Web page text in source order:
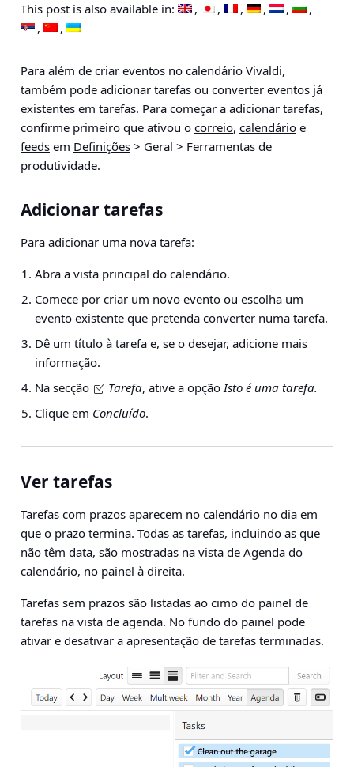
This post is also available in:
Para além de criar eventos no calendário Vivaldi,
também pode adicionar tarefas ou converter eventos já
existentes em tarefas. Para começar a adicionar tarefas,
confirme primeiro que ativou o correio, calendário e
feeds em Definições > Geral > Ferramentas de
produtividade.
Adicionar tarefas
Para adicionar uma nova tarefa:
Abra a vista principal do calendário.
Comece por criar um novo evento ou escolha um
evento existente que pretenda converter numa tarefa.
Dê um título à tarefa e, se o desejar, adicione mais
informação.
Na secção
Tarefa, ative a opçãoIsto é uma tarefa.
Clique em Concluído.
Ver tarefas
Tarefas com prazos aparecem no calendário no dia em
que o prazo termina. Todas as tarefas, incluindo as que
não têm data, são mostradas na vista de Agenda do
calendário, no painel à direita.
Tarefas sem prazos são listadas ao cimo do painel de
tarefas na vista de agenda. No fundo do painel pode
ativar e desativar a apresentação de tarefas terminadas.